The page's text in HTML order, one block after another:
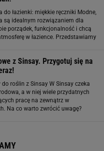
do łazienki: miękkie ręczniki Modne,
są idealnym rozwiązaniem dla
porządek, funkcjonalność i chcą
w łazience. Przedstawiamy
z Sinsay. Przygotuj się na
roślin z Sinsay W Sinsay czeka
a w niej wiele przydatnych
pracę na zewnątrz w
Na co warto zwrócić uwagę?